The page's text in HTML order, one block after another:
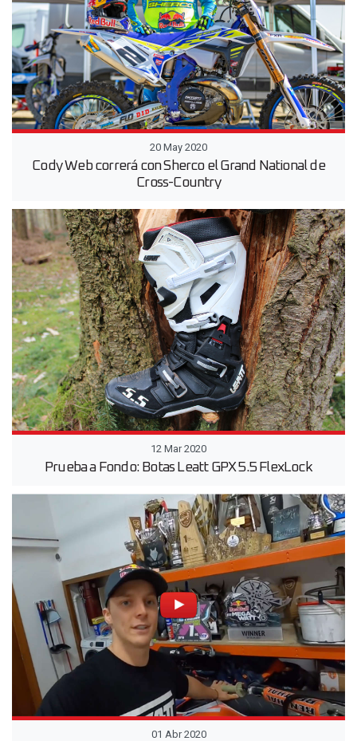
20 May 2020
Cody Web correrá con Sherco el Grand National de
Cross-Country
12 Mar 2020
Prueba a Fondo: Botas Leatt GPX 5.5 FlexLock
01 Abr 2020